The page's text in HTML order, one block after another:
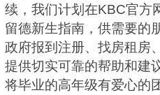
续，我们计划在KBC官方
留德新生指南，供需要的
政府报到注册、找房租房
提供切实可靠的帮助和建
将毕业的高年级有爱心的